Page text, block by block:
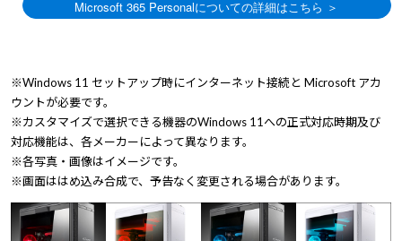
※Windows 11 セットアップ時にインターネット接続と Microsoft アカ
ウントが必要です。
※カスタマイズで選択できる機器のWindows 11への正式対応時期及び
対応機能は、各メーカーによって異なります。
※各写真・画像はイメージです。
※画面ははめ込み合成で、予告なく変更される場合があります。